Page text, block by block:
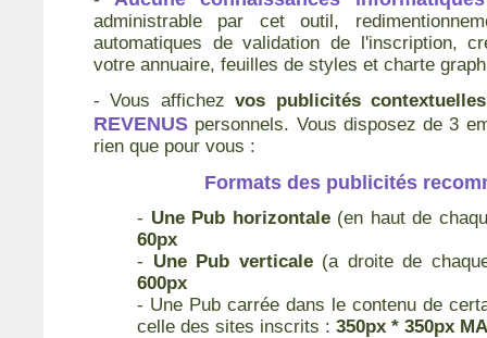
administrable par cet outil,
automatiques de validation de l'inscription,
votre annuaire, feuilles de styles et charte
- Vous affichezvos publicités contextuelles
REVENUS personnels. Vous disposez de 3
rien que pour vous :
Formats des publicités
- Une Pub horizontale(en haut de
60px
- Une Pub verticale(a droite de
600px
- Une Pub carrée dans le contenu de
celle des sites inscrits : 350px * 350px